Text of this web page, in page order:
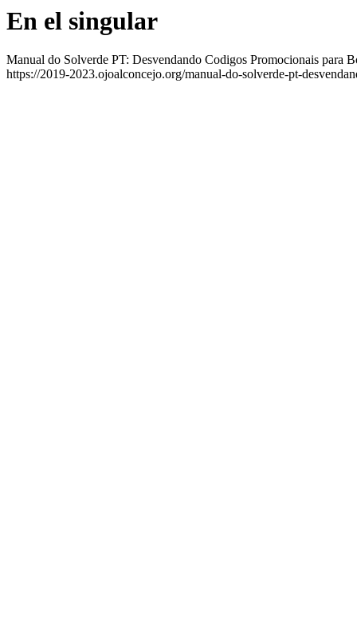
En el singular
Manual do Solverde PT: Desvendando Codigos Promocionais para
https://2019-2023.ojoalconcejo.org/manual-do-solverde-pt-